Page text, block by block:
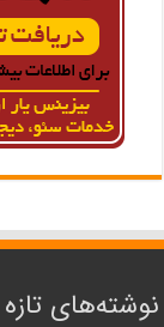
نوشته‌های تازه